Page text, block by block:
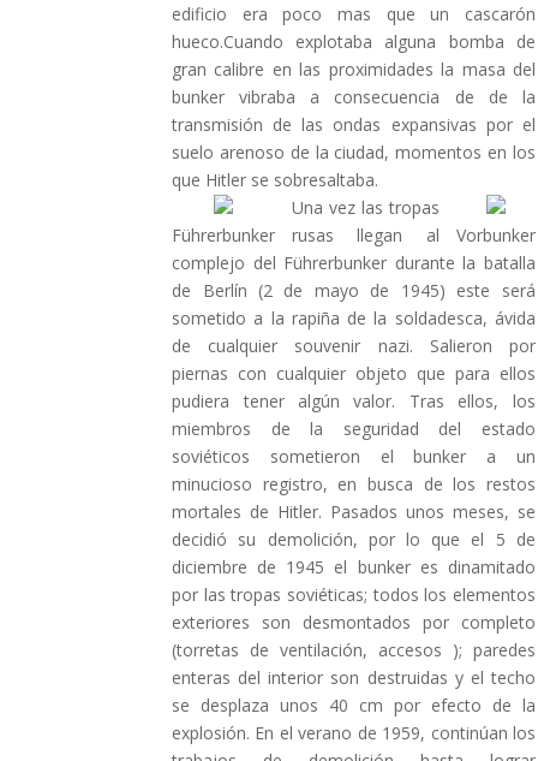
edificio era poco mas que un cascarón
hueco.Cuando explotaba alguna bomba de
gran calibre en las proximidades la masa del
bunker vibraba a consecuencia de de la
transmisión de las ondas expansivas por el
suelo arenoso de la ciudad, momentos en los
que Hitler se sobresaltaba.
Vorbunker
Führerbunker
Una vez las tropas
rusas llegan al
complejo del Führerbunker durante la batalla
de Berlín (2 de mayo de 1945) este será
sometido a la rapiña de la soldadesca, ávida
de cualquier souvenir nazi. Salieron por
piernas con cualquier objeto que para ellos
pudiera tener algún valor. Tras ellos, los
miembros de la seguridad del estado
soviéticos sometieron el bunker a un
minucioso registro, en busca de los restos
mortales de Hitler. Pasados unos meses, se
decidió su demolición, por lo que el 5 de
diciembre de 1945 el bunker es dinamitado
por las tropas soviéticas; todos los elementos
exteriores son desmontados por completo
(torretas de ventilación, accesos ); paredes
enteras del interior son destruidas y el techo
se desplaza unos 40 cm por efecto de la
explosión. En el verano de 1959, continúan los